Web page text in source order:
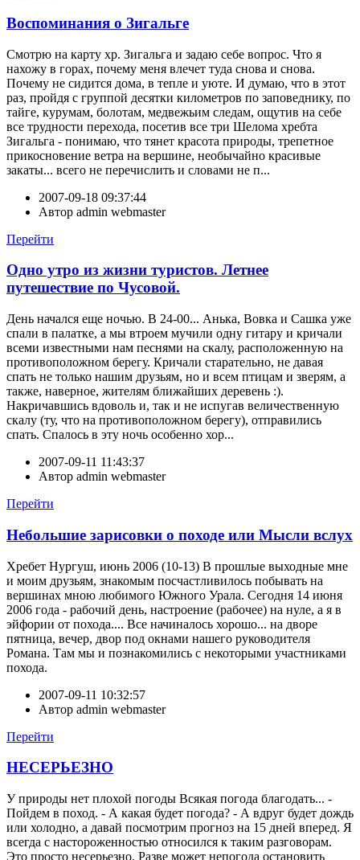
Воспоминания о Зигальге
Смотрю на карту хр. Зигальга и задаю себе вопрос. Что я
нахожу в горах, почему меня влечет туда снова и снова.
Почему не сидится дома, в тепле и уюте. И думаю, что в этот
раз, пройдя с группой десятки километров по заповеднику, по
тайге, курумам, болотам, медвежьим следам, ощутив на себе
все трудности перехода, посетив все три Шелома хребта
Зигальга - понимаю, что тянет красота природы, трепетное
прикосновение ветра на вершине, необычайно красивые
закаты... всего не перечислить и словами не п...
2007-09-18 09:37:44
Автор admin webmaster
Перейти
Одно утро из жизни туристов. Летнее
путешествие по Чусовой.
День начался еще ночью. В 24-00... Анька, Вовка и Сашка уже
спали в палатке, а мы втроем мучили одну гитару и кричали
всеми известными нам песнями на скалу, расположенную на
противоположном берегу. Кричали старательно, не давая
спать не только нашим друзьям, но и всем птицам и зверям, а
также, наверное, жителям ближайших деревень :).
Накричавшись вдоволь и, так и не испугав величественную
скалу (ту, что на противоположном берегу), отправились
спать. Спалось в эту ночь особенно хор...
2007-09-11 11:43:37
Автор admin webmaster
Перейти
Небольшие зарисовки о походе или Мысли вслух
Хребет Нургуш, июнь 2006 (10-13) В прошлые выходные мне
и моим друзьям, знакомым посчастливилось побывать на
вершинах мною любимого Южного Урала. Сегодня 14 июня
2006 года - рабочий день, настроение (рабочее) на нуле, а я в
эйфории от похода.... Все начиналось хорошо... на дворе
пятница, вечер, двор под окнами нашего руководителя
Романа. Там мы и познакомились с некоторыми участниками
похода.
2007-09-11 10:32:57
Автор admin webmaster
Перейти
НЕСЕРЬЕЗНО
У природы нет плохой погоды Всякая погода благодать... -
Пойдем в поход. - А какая будет погода? - А вдруг будет дождь
или холодно, а давай посмотрим прогноз на 15 дней вперед. Я
всегда с настороженностью относился к таким разговорам.
Это просто несерьезно. Разве может непогода остановить